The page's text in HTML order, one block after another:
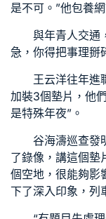
是不可。”他包養網
與年青人交通
急，你得把事理掰
王云洋往年進
加裝3個墊片，他
是特殊年夜”。
谷海濤巡查發
了錄像，講這個墊
個空地，很能夠影
下了深入印象，列